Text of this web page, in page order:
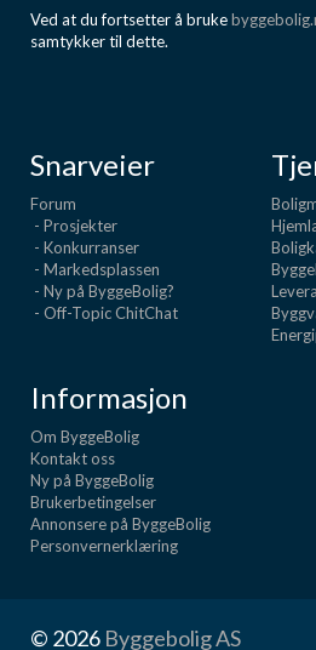
Ved at du fortsetter å bruke
samtykker til dette.
Snarveier
Forum
- Prosjekter
- Konkurranser
- Markedsplassen
- Ny på ByggeBolig?
- Off-Topic ChitChat
Informasjon
Om ByggeBolig
Kontakt oss
Ny på ByggeBolig
Brukerbetingelser
Annonsere på ByggeBolig
Personvernerklæring
© 2026 Byggebolig AS